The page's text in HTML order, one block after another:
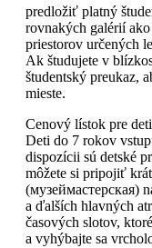
predložiť platný
rovnakých galérií
priestorov určených
Ak študujete v
študentský preukaz,
mieste.
Cenový lístok pre
Deti do 7 rokov
dispozícii sú detské
môžete si pripojiť
(музеймастерская)
a ďalších hlavných
časových slotov,
a vyhýbajte sa